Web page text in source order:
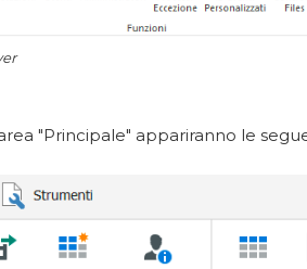
"Principale" appariranno le